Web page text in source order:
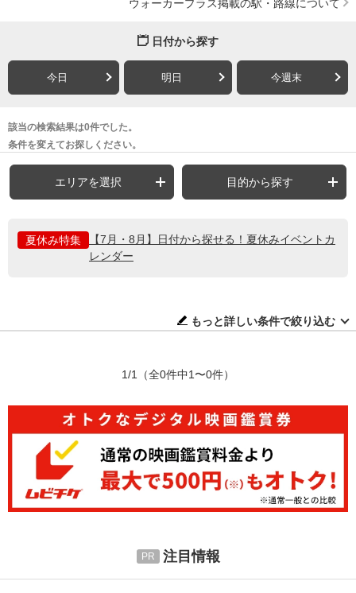
ウォーカープラス掲載の駅・路線について
日付から探す
今日 明日 今週末
該当の検索結果は0件でした。
条件を変えてお探しください。
エリアを選択 目的から探す
夏休み特集
【7月・8月】日付から探せる！夏休みイベントカ
レンダー
もっと詳しい条件で絞り込む
1/1 （全0件中1〜0件）
注目情報